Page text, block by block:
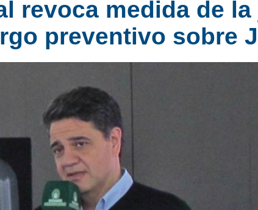
revoca medida de
preventivo sobre